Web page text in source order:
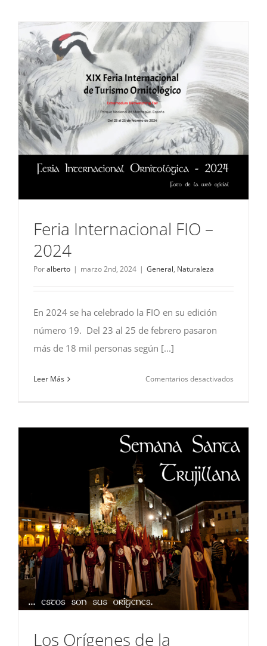
de
Trujillo
Feria Internacional FIO –
2024
Poralberto | marzo 2nd, 2024 | General, Naturaleza
En 2024 se ha celebrado la FIO en su edición
número 19. Del 23 al 25 de febrero pasaron
más de 18 mil personas según [...]
Leer Más Comentarios desactivados
2024
Los Orígenes de la